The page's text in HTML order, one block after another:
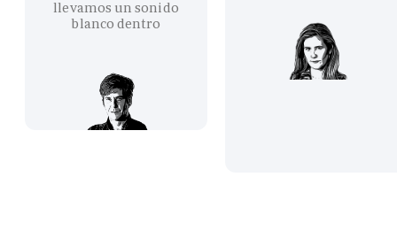
llevamos un sonido
blanco dentro